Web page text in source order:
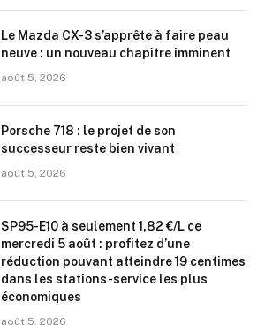
Le Mazda CX-3 s’apprête à faire peau
neuve : un nouveau chapitre imminent
août 5, 2026
Porsche 718 : le projet de son
successeur reste bien vivant
août 5, 2026
SP95-E10 à seulement 1,82 €/L ce
mercredi 5 août : profitez d’une
réduction pouvant atteindre 19 centimes
dans les stations-service les plus
économiques
août 5, 2026